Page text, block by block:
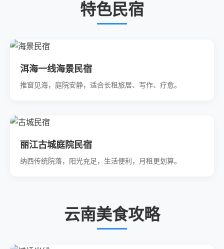
特色民宿
洱海一线海景民宿
推窗见海，庭院安静，适合长租旅居、写作、疗愈。
丽江古城庭院民宿
纳西传统院落，阳光充足，生活便利，月租更划算。
云南美食攻略